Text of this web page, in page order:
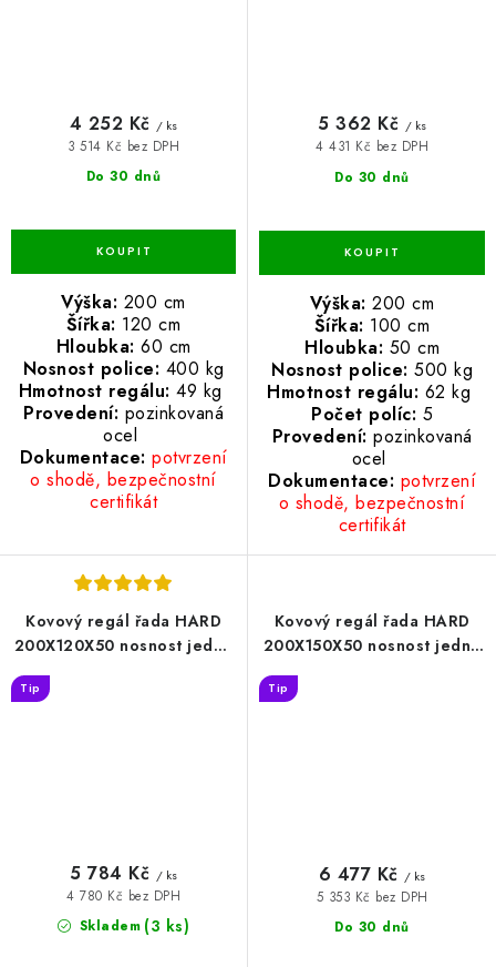
Do 30 dnů
3 514 Kč bez DPH
4 252 Kč / ks
Výška: 200 cm
Šířka: 120 cm
Hloubka: 60 cm
Nosnost police: 400 kg
Hmotnost regálu: 49 kg
Provedení: pozinkovaná
ocel
Dokumentace: potvrzení
o shodě, bezpečnostní
certifikát
Do 30 dnů
4 431 Kč bez DPH
5 362 Kč / ks
Výška: 200 cm
Šířka: 100 cm
Hloubka: 50 cm
Nosnost police: 500 kg
Hmotnost regálu: 62 kg
Počet políc: 5
Provedení: pozinkovaná
ocel
Dokumentace: potvrzení
o shodě, bezpečnostní
certifikát
Kovový regál řada HARD
200X120X50 nosnost jedné
Tip
Skladem (3 ks)
4 780 Kč bez DPH
5 784 Kč / ks
Kovový regál řada HARD
200X150X50 nosnost jedné
Tip
Do 30 dnů
5 353 Kč bez DPH
6 477 Kč / ks